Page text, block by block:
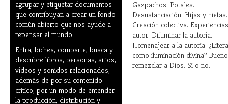
agrupar y etiquetar documentos
que contribuyan a crear un fondo
común abierto que nos ayude a
repensar el mundo.
Entra, bichea, comparte, busca y
descubre libros, personas, sitios,
vídeos y sonidos relacionados,
además de por su contenido
crítico, por un modo de entender
la producción, distribución y
Gazpachos. Potajes.
Desustanciación. Hijas y nietas.
Creación colectiva.
autor. Difuminar la autoría.
Homenajear a la autoría.
como iluminación divina?
remezclar a Dios. Sí o no.